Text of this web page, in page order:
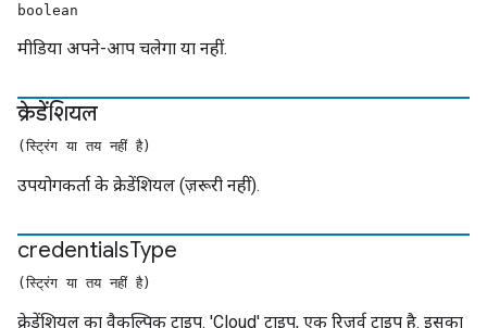
boolean
मीडिया अपने-आप चलेगा या नहीं.
क्रेडेंशियल
(स्ट्रिंग या तय नहीं है)
उपयोगकर्ता के क्रेडेंशियल (ज़रूरी नहीं).
credentialsType
(स्ट्रिंग या तय नहीं है)
क्रेडेंशियल का वैकल्पिक टाइप. 'Cloud' टाइप, एक रिज़र्व टाइप है. इसका